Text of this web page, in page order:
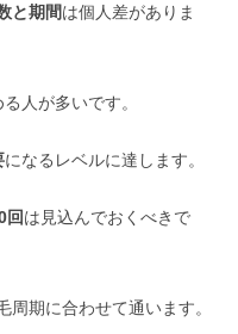
と期間は個人差がありま
人が多いです。
になるレベルに達します。
回は見込んでおくべきで
周期に合わせて通います。